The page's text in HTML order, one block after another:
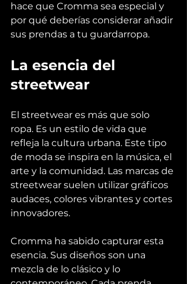
hace que Cromma sea especial y
por qué deberías considerar añadir
sus prendas a tu guardarropa.
La esencia del
streetwear
El streetwear es más que solo
ropa. Es un estilo de vida que
refleja la cultura urbana. Este tipo
de moda se inspira en la música, el
arte y la comunidad. Las marcas de
streetwear suelen utilizar gráficos
audaces, colores vibrantes y cortes
innovadores.
Cromma ha sabido capturar esta
esencia. Sus diseños son una
mezcla de lo clásico y lo